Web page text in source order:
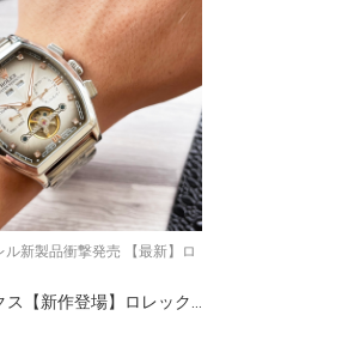
ル新製品衝撃発売 【最新】ロ